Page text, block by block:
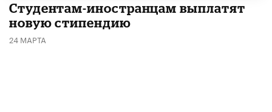
Студентам-иностранцам выплатят
новую стипендию
24 МАРТА